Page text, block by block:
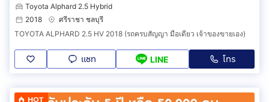
Toyota Alphard 2.5 Hybrid
2018
ศรีราชา ชลบุรี
TOYOTA ALPHARD 2.5 HV 2018 (รถครบสัญญา มือเดียว เจ้าของขายเอง)
แชท LINE โทร
HOT